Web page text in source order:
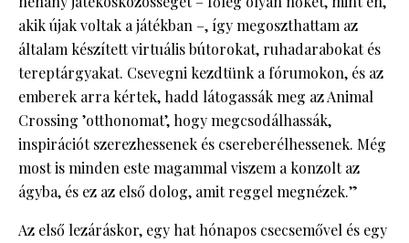
akik újak voltak a játékban –, így megoszthattam az
általam készített virtuális bútorokat, ruhadarabokat és
tereptárgyakat. Csevegni kezdtünk a fórumokon, és az
emberek arra kértek, hadd látogassák meg az Animal
Crossing ’otthonomat’, hogy megcsodálhassák,
inspirációt szerezhessenek és csereberélhessenek. Még
most is minden este magammal viszem a konzolt az
ágyba, és ez az első dolog, amit reggel megnézek.”
Az első lezáráskor, egy hat hónapos csecsemővel és egy